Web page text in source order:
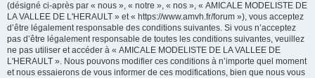
(désigné ci-après par « nous », « notre », « nos », « AMICALE MODELISTE DE
LA VALLEE DE L'HERAULT » et « https://www.amvh.fr/forum »), vous acceptez
d’être légalement responsable des conditions suivantes. Si vous n’acceptez
pas d’être légalement responsable de toutes les conditions suivantes, veuillez
ne pas utiliser et accéder à « AMICALE MODELISTE DE LA VALLEE DE
L'HERAULT ». Nous pouvons modifier ces conditions à n’importe quel moment
et nous essaierons de vous informer de ces modifications, bien que nous vous